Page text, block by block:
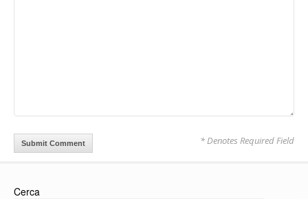
* Denotes Required Field
Cerca